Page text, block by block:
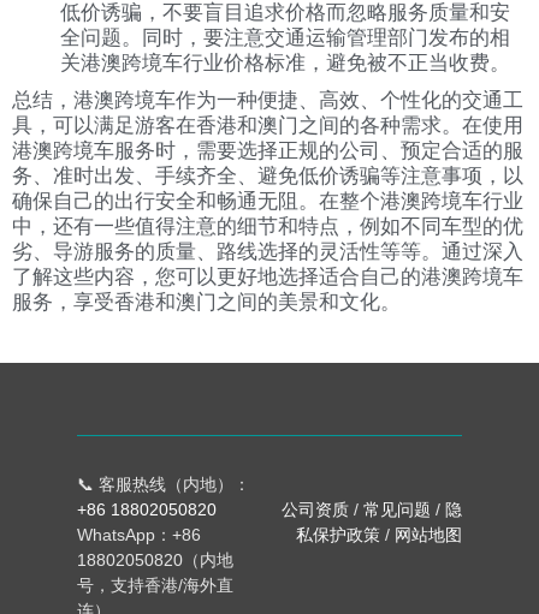
低价诱骗，不要盲目追求价格而忽略服务质量和安
全问题。同时，要注意交通运输管理部门发布的相
关港澳跨境车行业价格标准，避免被不正当收费。
总结，港澳跨境车作为一种便捷、高效、个性化的交通工
具，可以满足游客在香港和澳门之间的各种需求。在使用
港澳跨境车服务时，需要选择正规的公司、预定合适的服
务、准时出发、手续齐全、避免低价诱骗等注意事项，以
确保自己的出行安全和畅通无阻。在整个港澳跨境车行业
中，还有一些值得注意的细节和特点，例如不同车型的优
劣、导游服务的质量、路线选择的灵活性等等。通过深入
了解这些内容，您可以更好地选择适合自己的港澳跨境车
服务，享受香港和澳门之间的美景和文化。
📞 客服热线（内地）：
+86 18802050820
WhatsApp：+86
18802050820（内地
号，支持香港/海外直
公司资质 / 常见问题 / 隐
私保护政策 / 网站地图